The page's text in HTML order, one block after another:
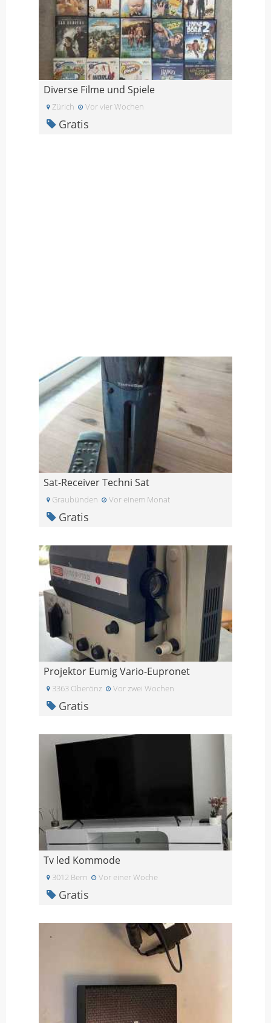
Diverse Filme und Spiele
Zürich Vor vier Wochen
Gratis
Sat-Receiver Techni Sat
Graubünden Vor einem Monat
Gratis
Projektor Eumig Vario-Eupronet
3363 Oberönz Vor zwei Wochen
Gratis
Tv led Kommode
3012 Bern Vor einer Woche
Gratis